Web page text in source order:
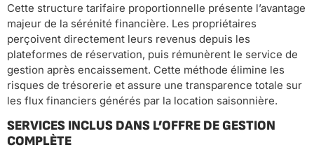
Cette structure tarifaire proportionnelle présente l’avantage
majeur de la sérénité financière. Les propriétaires
perçoivent directement leurs revenus depuis les
plateformes de réservation, puis rémunèrent le service de
gestion après encaissement. Cette méthode élimine les
risques de trésorerie et assure une transparence totale sur
les flux financiers générés par la location saisonnière.
SERVICES INCLUS DANS L’OFFRE DE GESTION
COMPLÈTE